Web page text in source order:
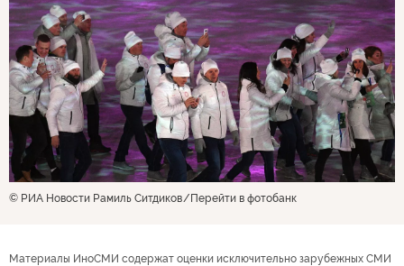
© РИА Новости Рамиль Ситдиков Перейти в фотобанк
Материалы ИноСМИ содержат оценки исключительно зарубежных СМИ